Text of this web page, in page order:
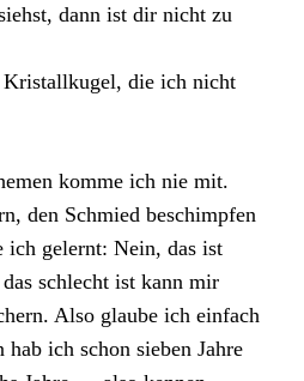
dann ist dir nicht zu
die ich nicht
komme ich nie mit.
den Schmied beschimpfen
ich gelernt: Nein, das ist
schlecht ist kann mir
Also glaube ich einfach
ich schon sieben Jahre